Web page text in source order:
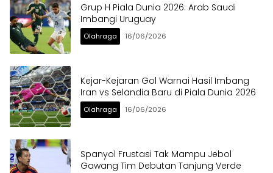
Grup H Piala Dunia 2026: Arab Saudi
Imbangi Uruguay
Olahraga 16/06/2026
Kejar-Kejaran Gol Warnai Hasil Imbang
Iran vs Selandia Baru di Piala Dunia 2026
Olahraga 16/06/2026
Spanyol Frustasi Tak Mampu Jebol
Gawang Tim Debutan Tanjung Verde